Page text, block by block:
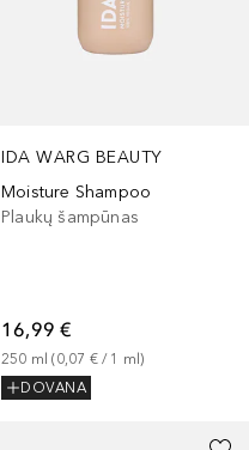
IDA WARG BEAUTY
Moisture Shampoo
Plaukų šampūnas
16,99 €
250 ml (0,07 € / 1 ml)
DOVANA